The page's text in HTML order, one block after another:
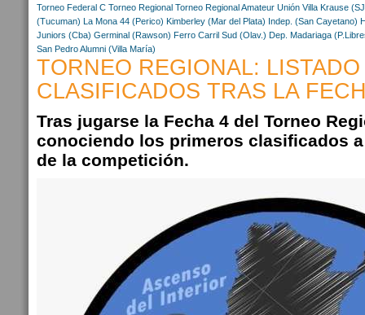
Torneo Federal C Torneo Regional Torneo Regional Amateur Unión Villa Krause
(Tucuman) La Mona 44 (Perico) Kimberley (Mar del Plata) Indep. (San Cayetano)
Juniors (Cba) Germinal (Rawson) Ferro Carril Sud (Olav.) Dep. Madariaga
San PedroAlumni (Villa María)
TORNEO REGIONAL:
CLASIFICADOS TRAS LA
Tras jugarse la Fecha 4 del Torneo
conociendo los primeros clasificados
de la competición.